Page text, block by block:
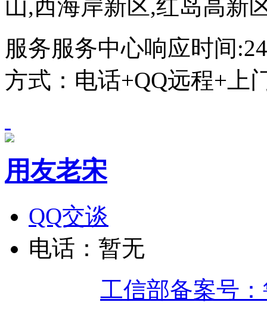
山,西海岸新区,红岛高新
服务服务中心响应时间
方式：电话+QQ远程+上
用友老宋
QQ交谈
电话：暂无
工信部备案号：